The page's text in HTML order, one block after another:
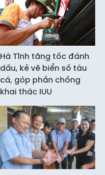
Hà Tĩnh tăng tốc đánh
dấu, kẻ vẽ biển số tàu
cá, góp phần chống
khai thác IUU